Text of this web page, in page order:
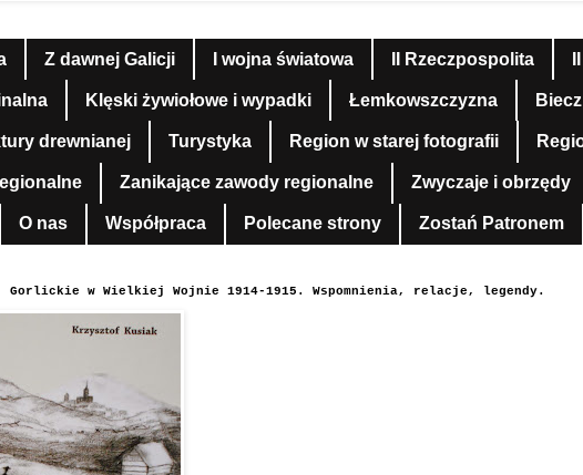
Z dawnej Galicji I wojna światowa II Rzeczpospolita
Klęski żywiołowe i wypadki Łemkowszczyzna Biecz
drewnianej Turystyka Region w starej fotografii
Zanikające zawody regionalne Zwyczaje i obrzędy
O nas Współpraca Polecane strony Zostań Patronem
Gorlickie w Wielkiej Wojnie 1914-1915. Wspomnienia, relacje, legendy.